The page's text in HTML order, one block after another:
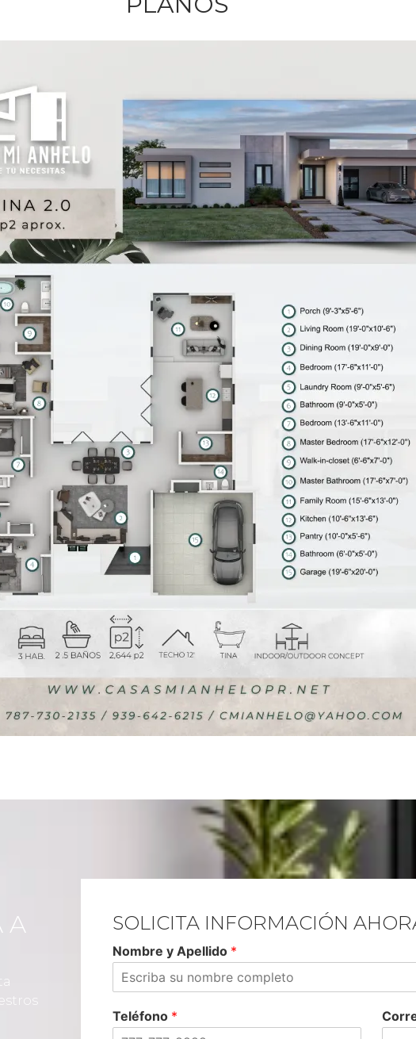
A SOLICITA INFORMACIÓN
Nombre y Apellido *
Teléfono *